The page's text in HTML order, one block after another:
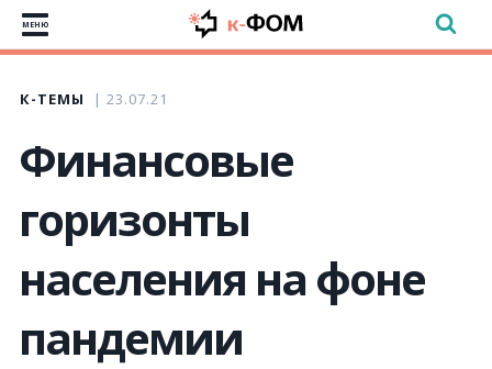
МЕНЮ
К-ТЕМЫ 23.07.21
Финансовые
горизонты
населения на фоне
пандемии